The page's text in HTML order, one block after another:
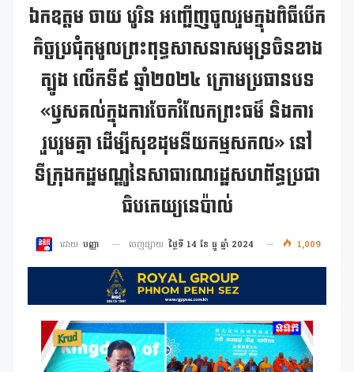
ឯកឧត្តម ចាយ បូរិន អញ្ជើញចូលរួមក្នុងពិធីបើក
កិច្ចប្រជុំតុមូលព្រះពុទ្ធសាសនាសមុទ្រចិនខាង
ត្បូង លើកទី៩ ឆ្នាំ២០២៤ ក្រោមប្រធានបទ
«ឫសគល់ក្នុងការចែករំលែកព្រះធម៌ និងការ
រួបរួមគ្នា ដើម្បីសុខដុមនីយកម្មសកល» នៅ
ទីក្រុងកដ្ឋមណ្ឌូនៃសាធារណរដ្ឋសហព័ន្ធប្រជា
ធិបតេយ្យនេប៉ាល់
ដោយ បញ្ញា ចេញផ្សាយ ថ្ងៃទី 14 ខែ ធ្នូ ឆ្នាំ 2024 1,009